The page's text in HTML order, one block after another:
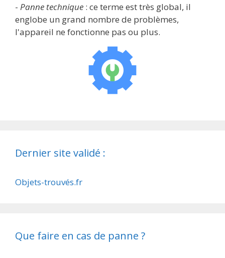
- Panne technique : ce terme est très global, il
englobe un grand nombre de problèmes,
l'appareil ne fonctionne pas ou plus.
Dernier site validé :
Objets-trouvés.fr
Que faire en cas de panne ?